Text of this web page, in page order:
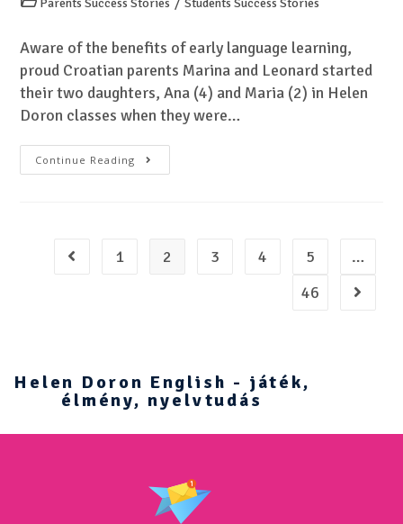
Parents Success Stories / Students Success Stories
Aware of the benefits of early language learning,
proud Croatian parents Marina and Leonard started
their two daughters, Ana (4) and Maria (2) in Helen
Doron classes when they were…
Continue Reading
1 2 3 4 5
…
46
Helen Doron English - játék,
élmény, nyelvtudás